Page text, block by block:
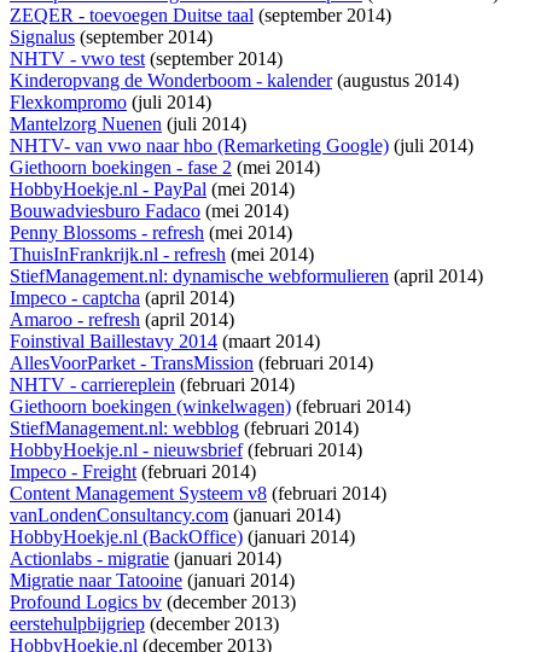
ZEQER - toevoegen Duitse taal (september 2014)
Signalus (september 2014)
NHTV - vwo test(september 2014)
Kinderopvang de Wonderboom - kalender(augustus 2014)
Flexkompromo (juli 2014)
Mantelzorg Nuenen (juli 2014)
NHTV- van vwo naar hbo (Remarketing Google) (juli 2014)
Giethoorn boekingen - fase 2 (mei 2014)
HobbyHoekje.nl - PayPal (mei 2014)
Bouwadviesburo Fadaco (mei 2014)
Penny Blossoms - refresh (mei 2014)
ThuisInFrankrijk.nl - refresh (mei 2014)
StiefManagement.nl: dynamische webformulieren (april 2014)
Impeco - captcha (april 2014)
Amaroo - refresh (april 2014)
Foinstival Baillestavy 2014 (maart 2014)
AllesVoorParket - TransMission (februari 2014)
NHTV - carriereplein (februari 2014)
Giethoorn boekingen (winkelwagen) (februari 2014)
StiefManagement.nl: webblog (februari 2014)
HobbyHoekje.nl - nieuwsbrief(februari 2014)
Impeco - Freight(februari 2014)
Content Management Systeem v8 (februari 2014)
vanLondenConsultancy.com (januari 2014)
HobbyHoekje.nl (BackOffice) (januari 2014)
Actionlabs - migratie (januari 2014)
Migratie naar Tatooine (januari 2014)
Profound Logics bv (december 2013)
eerstehulpbijgriep (december 2013)
HobbyHoekje.nl (december 2013)